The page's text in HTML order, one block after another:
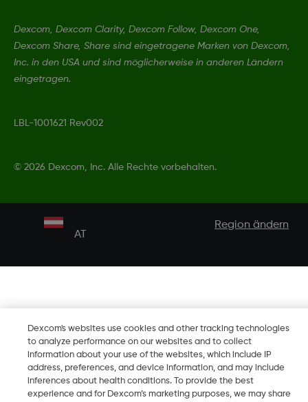
Dexcom, Dexcom Clarity, Dexcom Follow, Dexcom One,
Dexcom Share, Share sind eingetragene Marken von Dexcom,
Inc. in den USA und sind möglicherweise in anderen Ländern
eingetragen.
LBL-1001621 Rev002
© 2026 Dexcom, Inc. Alle Rechte vorbehalten.
AT
Region ändern
Dexcom's websites use cookies and other tracking technologies
to analyze performance on our websites and to collect
information about your use of the websites, which include IP
address, preferences, and device information, and may include
inferences about health conditions. To provide the best
experience and for Dexcom’s marketing purposes, we may share